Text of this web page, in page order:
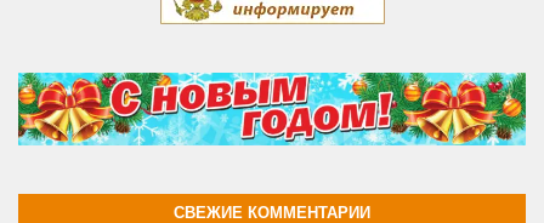
СВЕЖИЕ КОММЕНТАРИИ